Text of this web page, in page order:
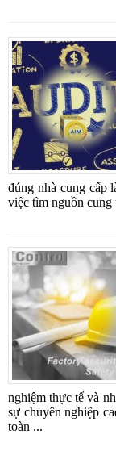
đúng nhà cung cấp
việc tìm nguồn cung
nghiệm thực tế và
sự chuyên nghiệp
toàn ...